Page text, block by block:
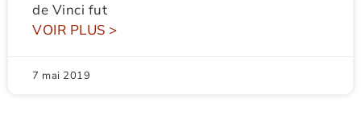
de Vinci fut
VOIR PLUS >
7 mai 2019